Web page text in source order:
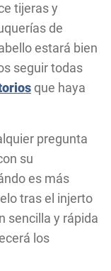
tijeras y
de
estará bien
seguir todas
que haya
pregunta
su
es más
tras el injerto
sencilla y rápida
los